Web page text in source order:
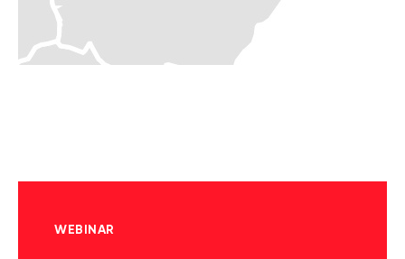
WEBINAR